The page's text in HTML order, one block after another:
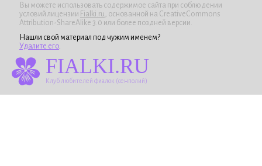
Вы можете использовать содержимое сайта при соблюдении
условий лицензии Fialki.ru , основанной на CreativeCommons
Attribution-ShareAlike 3.0 или более поздней версии.
Нашли свой материал под чужим именем?
Удалите его
FIALKI.RU
Клуб любителей фиалок (сенполий)